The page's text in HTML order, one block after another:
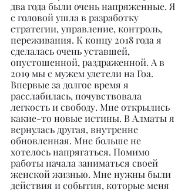
два года были очень напряженные. Я
с головой ушла в разработку
стратегии, управление, контроль,
переживания. К концу 2018 года я
сделалась очень уставшей,
опустошенной, раздраженной. А в
2019 мы с мужем улетели на Гоа.
Впервые за долгое время я
расслабилась, почувствовала
легкость и свободу. Мне открылись
какие-то новые истины. В Алматы я
вернулась другая, внутренне
обновленная. Мне больше не
хотелось напрягаться. Помимо
работы начала заниматься своей
женской жизнью. Мне нужны были
действия и события, которые меня